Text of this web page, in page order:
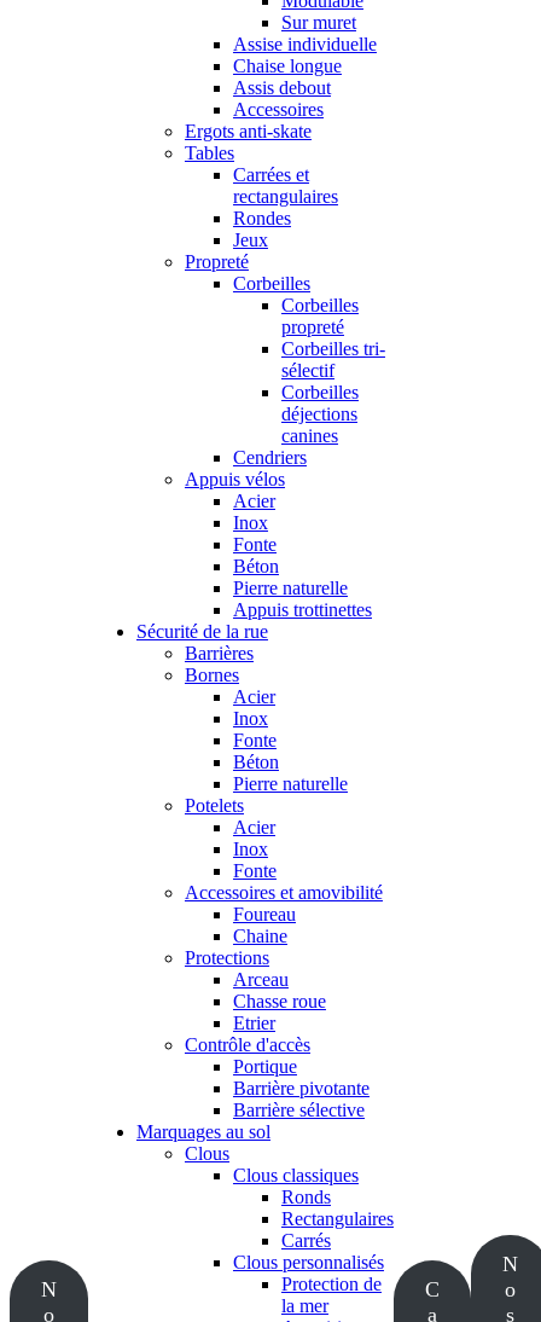
N
o
Sur muret
Assise individuelle
Chaise longue
Assis debout
Accessoires
Ergots anti-skate
Tables
Carrées et
rectangulaires
Rondes
Jeux
Propreté
Corbeilles
Corbeilles
propreté
Corbeilles tri-
sélectif
Corbeilles
déjections
canines
Cendriers
Appuis vélos
Acier
Inox
Fonte
Béton
Pierre naturelle
Appuis trottinettes
Sécurité de la rue
Barrières
Bornes
Acier
Inox
Fonte
Béton
Pierre naturelle
Potelets
Acier
Inox
Fonte
Accessoires et amovibilité
Foureau
Chaine
Protections
Arceau
Chasse roue
Etrier
Contrôle d'accès
Portique
Barrière pivotante
Barrière sélective
Marquages au sol
Clous
Clous classiques
Ronds
Rectangulaires
Carrés
Clous personnalisés
Protection de
la mer
C
a
N
o
s